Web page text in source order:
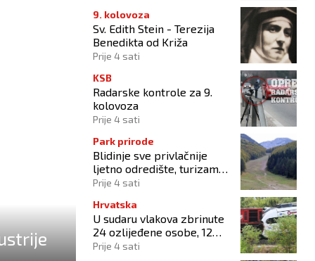
9. kolovoza
Sv. Edith Stein - Terezija
Benedikta od Križa
Prije 4 sati
KSB
Radarske kontrole za 9.
kolovoza
Prije 4 sati
Park prirode
Blidinje sve privlačnije
ljetno odredište, turizam
raste uz izazove očuvanja
Prije 4 sati
Hrvatska
U sudaru vlakova zbrinute
24 ozlijeđene osobe, 12
zadržano na liječenju
Prije 4 sati